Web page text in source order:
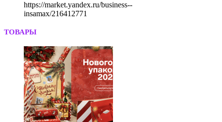
https://market.yandex.ru/business--
insamax/216412771
ТОВАРЫ